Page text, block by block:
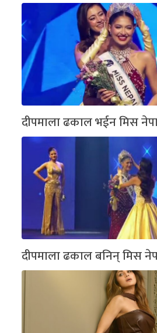
दीपमाला ढकाल भईन मिस
दीपमाला ढकाल बनिन् मिस